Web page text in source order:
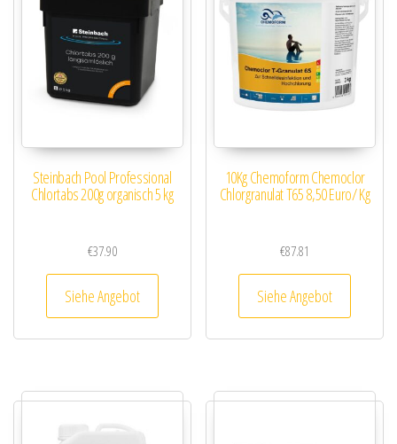
Steinbach Pool Professional
Chlortabs 200g organisch 5 kg
€37.90
Siehe Angebot
10Kg Chemoform Chemoclor
Chlorgranulat T65 8,50 Euro/ Kg
€87.81
Siehe Angebot